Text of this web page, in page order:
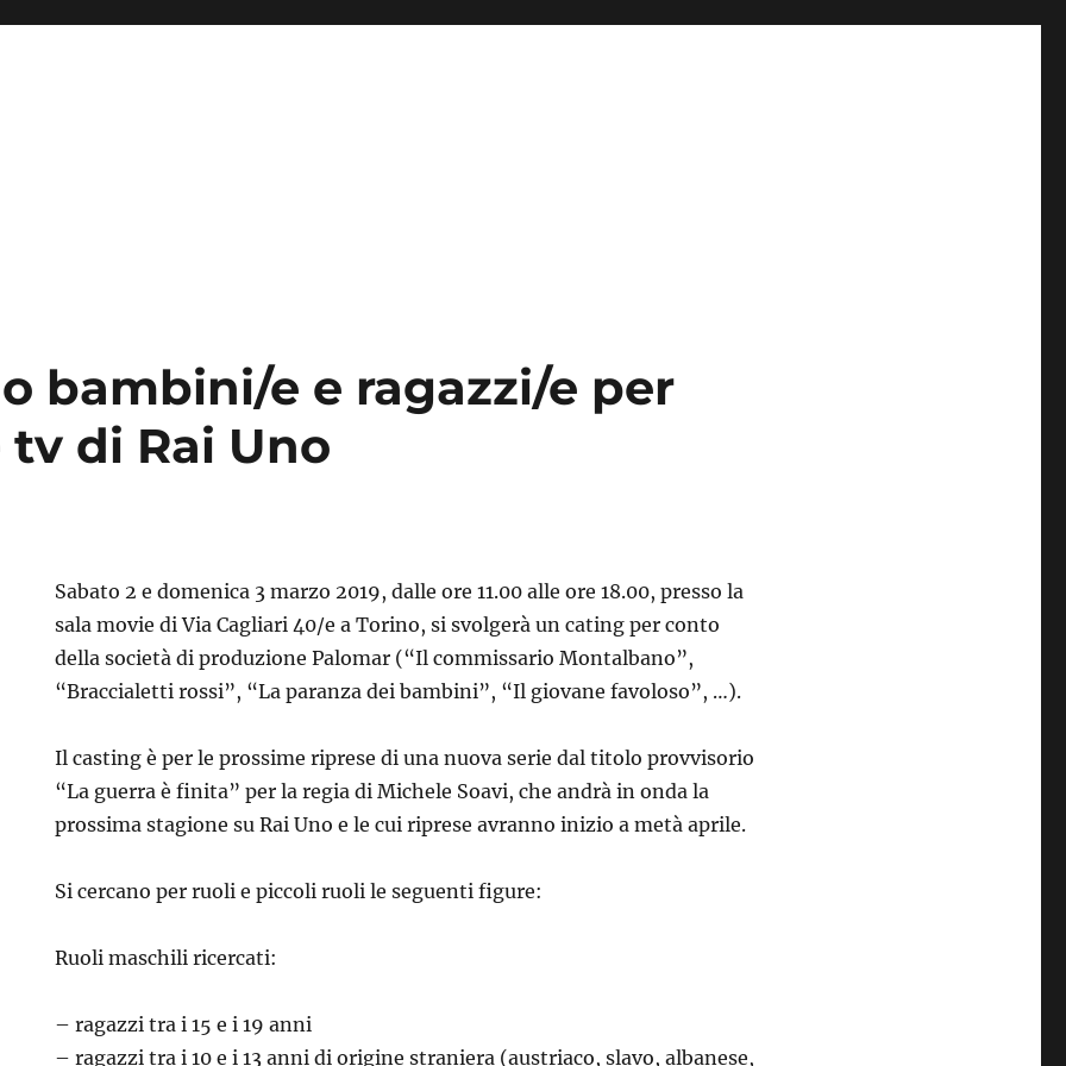
bambini/e e ragazzi/e per
tv di Rai Uno
Sabato 2 e domenica 3 marzo 2019, dalle ore 11.00 alle ore 18.00, presso la
sala movie di Via Cagliari 40/e a Torino, si svolgerà un cating per conto
della società di produzione Palomar (“Il commissario Montalbano”,
“Braccialetti rossi”, “La paranza dei bambini”, “Il giovane favoloso”, …).
Il casting è per le prossime riprese di una nuova serie dal titolo provvisorio
“La guerra è finita” per la regia di Michele Soavi, che andrà in onda la
prossima stagione su Rai Uno e le cui riprese avranno inizio a metà aprile.
Si cercano per ruoli e piccoli ruoli le seguenti figure:
Ruoli maschili ricercati:
– ragazzi tra i 15 e i 19 anni
– ragazzi tra i 10 e i 13 anni di origine straniera (austriaco, slavo, albanese,